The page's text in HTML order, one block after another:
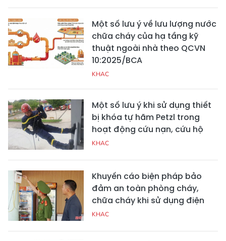
Một số lưu ý về lưu lượng nước
chữa cháy của hạ tầng kỹ
thuật ngoài nhà theo QCVN
10:2025/BCA
KHAC
Một số lưu ý khi sử dụng thiết
bị khóa tự hãm Petzl trong
hoạt động cứu nạn, cứu hộ
KHAC
Khuyến cáo biện pháp bảo
đảm an toàn phòng cháy,
chữa cháy khi sử dụng điện
KHAC